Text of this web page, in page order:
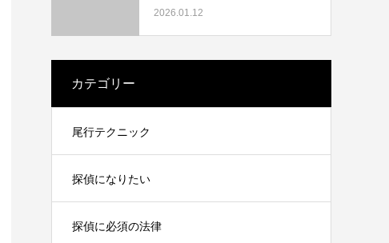
2026.01.12
カテゴリー
尾行テクニック
探偵になりたい
探偵に必須の法律